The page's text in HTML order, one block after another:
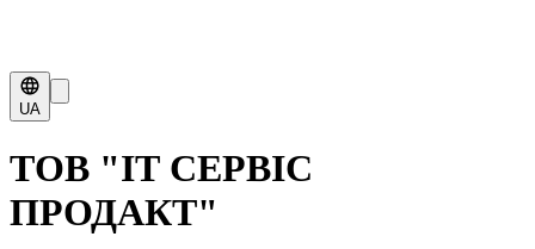
UA
ТОВ "ІТ СЕРВІС
ПРОДАКТ"